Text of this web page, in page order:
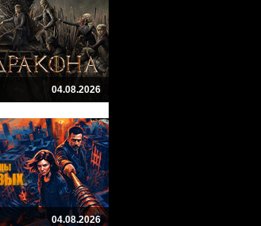
04.08.2026
04.08.2026